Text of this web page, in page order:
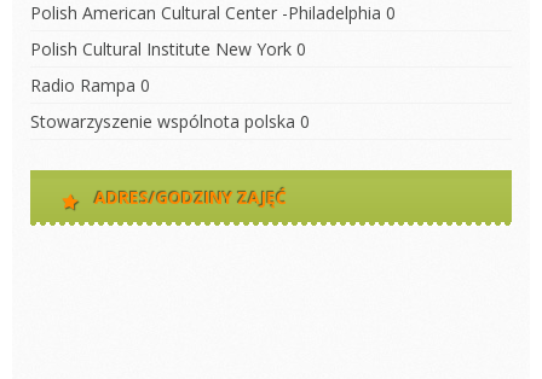
Polish American Cultural Center -Philadelphia 0
Polish Cultural Institute New York 0
Radio Rampa 0
Stowarzyszenie wspólnota polska 0
ADRES/GODZINY ZAJĘĆ